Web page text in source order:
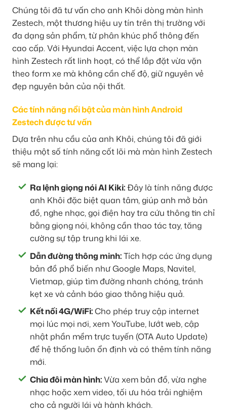
Chúng tôi đã tư vấn cho anh Khôi dòng màn hình
Zestech, một thương hiệu uy tín trên thị trường với
đa dạng sản phẩm, từ phân khúc phổ thông đến
cao cấp. Với Hyundai Accent, việc lựa chọn màn
hình Zestech rất linh hoạt, có thể lắp đặt vừa vặn
theo form xe mà không cần chế độ, giữ nguyên vẻ
đẹp nguyên bản của nội thất.
Các tính năng nổi bật của màn hình Android
Zestech được tư vấn
Dựa trên nhu cầu của anh Khôi, chúng tôi đã giới
thiệu một số tính năng cốt lõi mà màn hình Zestech
sẽ mang lại:
Ra lệnh giọng nói AI Kiki:Đây là tính năng được
anh Khôi đặc biệt quan tâm, giúp anh mở bản
đồ, nghe nhạc, gọi điện hay tra cứu thông tin chỉ
bằng giọng nói, không cần thao tác tay, tăng
cường sự tập trung khi lái xe.
Dẫn đường thông minh:Tích hợp các ứng dụng
bản đồ phổ biến như Google Maps, Navitel,
Vietmap, giúp tìm đường nhanh chóng, tránh
kẹt xe và cảnh báo giao thông hiệu quả.
Kết nối 4G/WiFi:Cho phép truy cập internet
mọi lúc mọi nơi, xem YouTube, lướt web, cập
nhật phần mềm trực tuyến (OTA Auto Update)
để hệ thống luôn ổn định và có thêm tính năng
mới.
Chia đôi màn hình:Vừa xem bản đồ, vừa nghe
nhạc hoặc xem video, tối ưu hóa trải nghiệm
cho cả người lái và hành khách.